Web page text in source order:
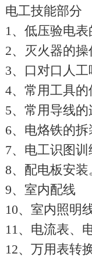
电工技能部分
1、低压验电表
2、灭火器的
3、口对口人
4、常用工具的
5、常用导线
6、电烙铁的
7、电工识图训
8、配电板安装
9、室内配线
10、室内照明
11、电流表、
12、万用表转